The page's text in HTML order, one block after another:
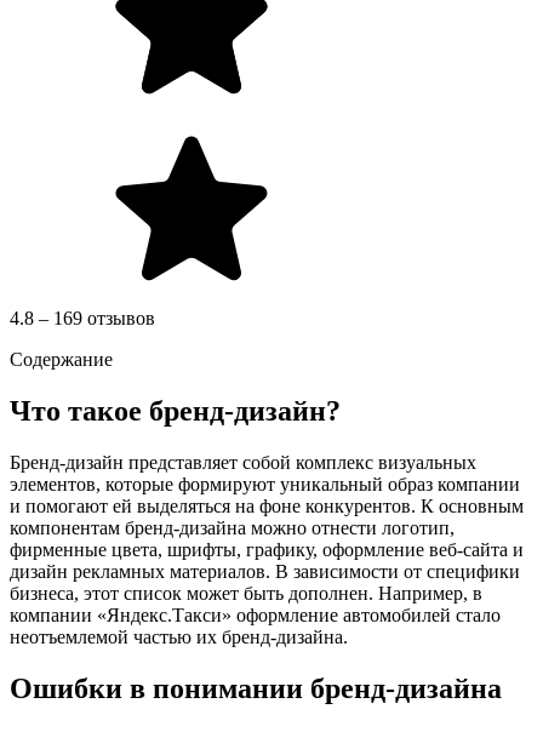
4.8 – 169 отзывов
Содержание
Что такое бренд-дизайн?
Бренд-дизайн представляет собой комплекс визуальных
элементов, которые формируют уникальный образ компании
и помогают ей выделяться на фоне конкурентов. К основным
компонентам бренд-дизайна можно отнести логотип,
фирменные цвета, шрифты, графику, оформление веб-сайта и
дизайн рекламных материалов. В зависимости от специфики
бизнеса, этот список может быть дополнен. Например, в
компании «Яндекс.Такси» оформление автомобилей стало
неотъемлемой частью их бренд-дизайна.
Ошибки в понимании бренд-дизайна